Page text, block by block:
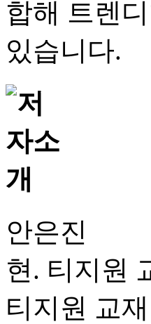
합해 트렌
있습니다.
안은진
현. 티지원
티지원 교